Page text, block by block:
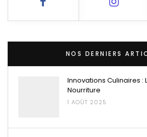
NOS DERNIERS
Innovations Culinaires :
Nourriture
1 AOÛT 2025